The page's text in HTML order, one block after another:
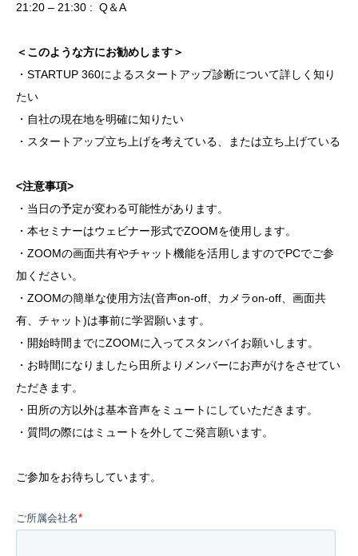
21:20 – 21:30 : Q＆A
＜このような方にお勧めします＞
・STARTUP 360によるスタートアップ診断について詳しく知り
たい
・自社の現在地を明確に知りたい
・スタートアップ立ち上げを考えている、または立ち上げている
<注意事項>
​​​​​​​・当日の予定が変わる可能性があります。
・本セミナーはウェビナー形式でZOOMを使用します。
・ZOOMの画面共有やチャット機能を活用しますのでPCでご参
加ください。
・ZOOMの簡単な使用方法(音声on-off、カメラon-off、画面共
有、チャット)は事前に学習願います。
・開始時間までにZOOMに入ってスタンバイお願いします。
・お時間になりましたら田所よりメンバーにお声がけをさせてい
ただきます。
・田所の方以外は基本音声をミュートにしていただきます。
・質問の際にはミュートを外してご発言願います。
ご参加をお待ちしています。